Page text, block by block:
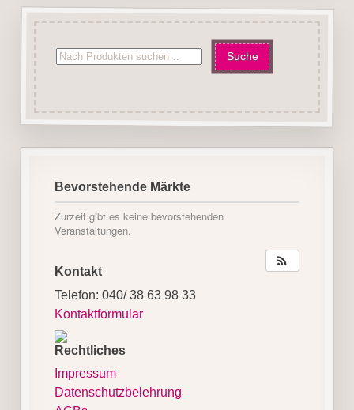
Bevorstehende Märkte
Zurzeit gibt es keine bevorstehenden
Veranstaltungen.
Kontakt
Telefon: 040/ 38 63 98 33
Kontaktformular
Rechtliches
Impressum
Datenschutzbelehrung